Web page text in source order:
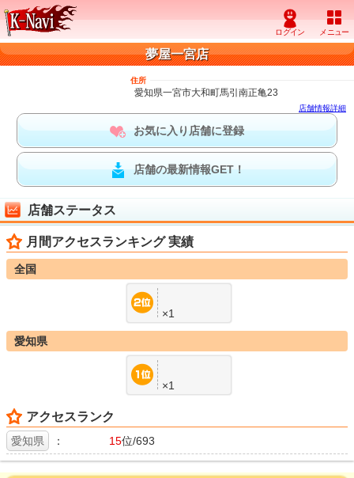
夢屋一宮店
住所
愛知県一宮市大和町馬引南正亀23
店舗情報詳細
お気に入り店舗に登録
店舗の最新情報GET！
店舗ステータス
月間アクセスランキング 実績
全国
×1
愛知県
×1
アクセスランク
愛知県 ： 15位/693